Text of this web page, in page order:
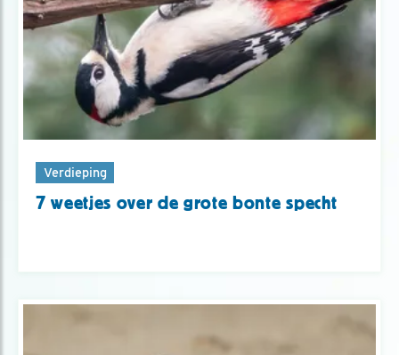
Verdieping
7 weetjes over de grote bonte specht